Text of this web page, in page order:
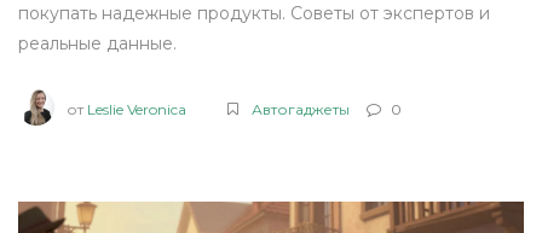
покупать надежные продукты. Советы от экспертов и
реальные данные.
от Leslie Veronica Автогаджеты 0